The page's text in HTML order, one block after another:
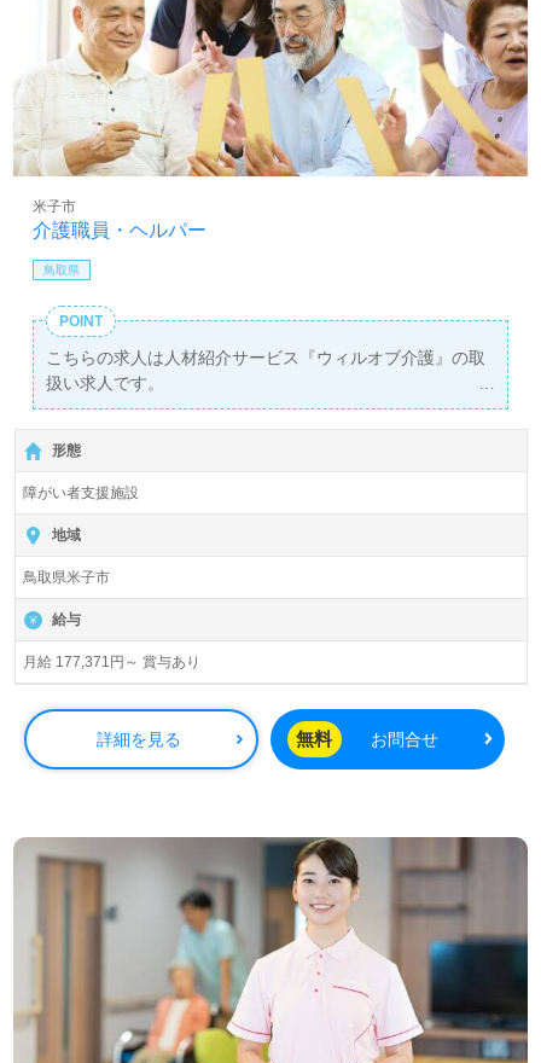
介護職員・ヘルパー
米子市
鳥取県
POINT
こちらの求人は人材紹介サービス『ウィルオブ介護』の取
扱い求人です。
詳細に関してお気軽にご相談ください♪
【無料】で皆さんの転職活動をサポートいたします。
形態
障がい者支援施設
地域
鳥取県米子市
給与
月給 177,371円～ 賞与あり
詳細を見る 無料 お問合せ